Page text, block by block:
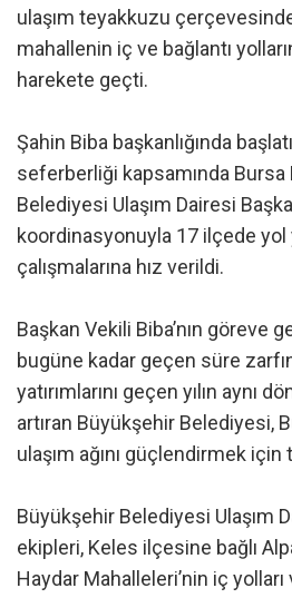
ulaşım teyakkuzu
mahallenin iç ve bağlantı
harekete geçti.
Şahin Biba başkanlığında
seferberliği kapsamında
Belediyesi Ulaşım Dairesi
koordinasyonuyla 17 ilçede
çalışmalarına hız verildi.
Başkan Vekili Biba’nın göreve
bugüne kadar geçen süre
yatırımlarını geçen yılın aynı
artıran Büyükşehir Belediyesi,
ulaşım ağını güçlendirmek
Büyükşehir Belediyesi Ulaşım
ekipleri, Keles ilçesine bağlı
Haydar Mahalleleri’nin iç yolları